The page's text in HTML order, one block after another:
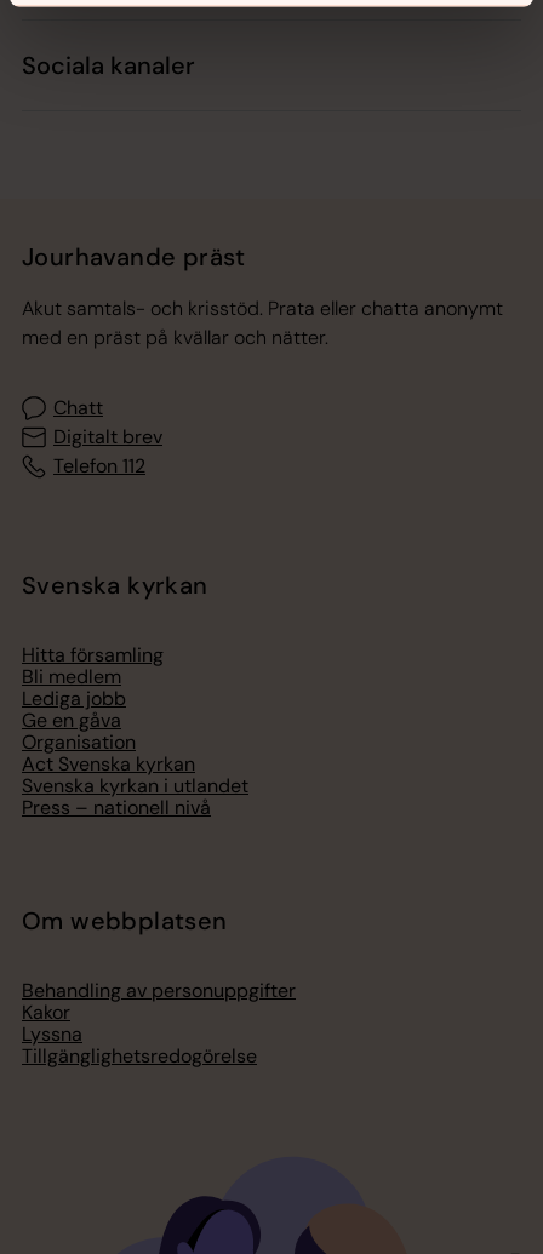
Sociala kanaler
Jourhavande präst
Akut samtals- och krisstöd. Prata eller chatta anonymt
med en präst på kvällar och nätter.
Chatt
Digitalt brev
Telefon 112
Svenska kyrkan
Hitta församling
Bli medlem
Lediga jobb
Ge en gåva
Organisation
Act Svenska kyrkan
Svenska kyrkan i utlandet
Press – nationell nivå
Om webbplatsen
Behandling av personuppgifter
Kakor
Lyssna
Tillgänglighetsredogörelse